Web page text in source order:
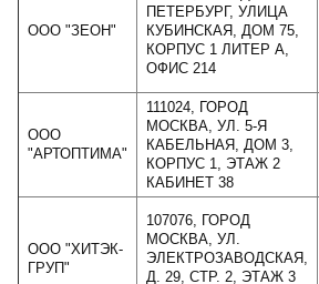
ООО "ЗЕОН"
ПЕТЕРБУРГ, УЛИЦА
КУБИНСКАЯ, ДОМ 75,
КОРПУС 1 ЛИТЕР А,
ОФИС 214
ООО
"АРТОПТИМА"
111024, ГОРОД
МОСКВА, УЛ. 5-Я
КАБЕЛЬНАЯ, ДОМ 3,
КОРПУС 1, ЭТАЖ 2
КАБИНЕТ 38
ООО "ХИТЭК-
ГРУП"
107076, ГОРОД
МОСКВА, УЛ.
ЭЛЕКТРОЗАВОДСКАЯ,
Д. 29, СТР. 2, ЭТАЖ 3